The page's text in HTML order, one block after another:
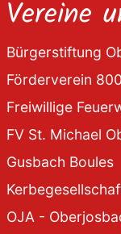
Vereine
Bürgerstiftung
Förderverein
Freiwillige
FV St. Michael
Gusbach Boules
OJA -